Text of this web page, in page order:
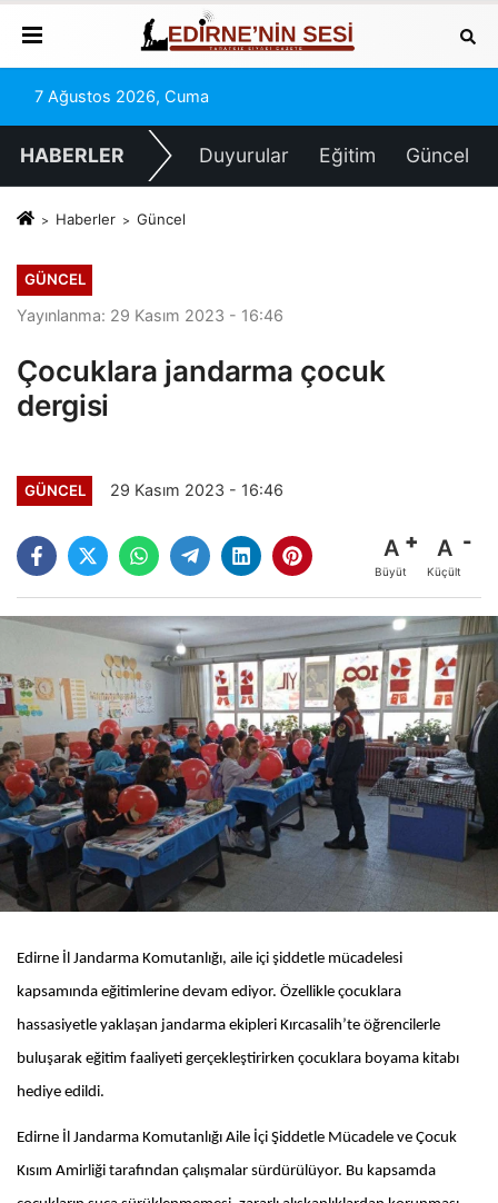
7 Ağustos 2026, Cuma
HABERLER Duyurular Eğitim Güncel
Haberler Güncel
GÜNCEL
Yayınlanma: 29 Kasım 2023 - 16:46
Çocuklara jandarma çocuk
dergisi
GÜNCEL 29 Kasım 2023 - 16:46
A
Büyüt
A
Küçült
Edirne İl Jandarma Komutanlığı, aile içi şiddetle mücadelesi
kapsamında eğitimlerine devam ediyor. Özellikle çocuklara
hassasiyetle yaklaşan jandarma ekipleri Kırcasalih’te öğrencilerle
buluşarak eğitim faaliyeti gerçekleştirirken çocuklara boyama kitabı
hediye edildi.
Edirne İl Jandarma Komutanlığı Aile İçi Şiddetle Mücadele ve Çocuk
Kısım Amirliği tarafından çalışmalar sürdürülüyor. Bu kapsamda